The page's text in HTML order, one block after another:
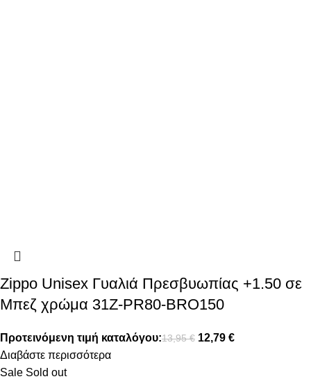
Zippo Unisex Γυαλιά Πρεσβυωπίας +1.50 σε
Μπεζ χρώμα 31Z-PR80-BRO150
Προτεινόμενη τιμή καταλόγου:13,95€ 12,79 €
Διαβάστε περισσότερα
Sale Sold out